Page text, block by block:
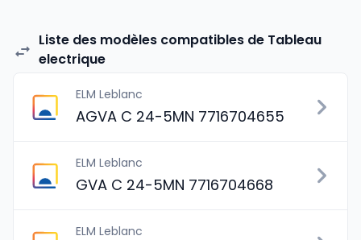
Liste des modèles compatibles de Tableau
electrique
ELM Leblanc
AGVA C 24-5MN 7716704655
ELM Leblanc
GVA C 24-5MN 7716704668
ELM Leblanc